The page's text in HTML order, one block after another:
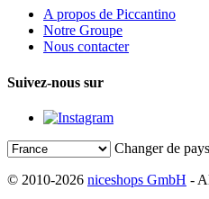
A propos de Piccantino
Notre Groupe
Nous contacter
Suivez-nous sur
Changer de
© 2010-2026 niceshops GmbH -